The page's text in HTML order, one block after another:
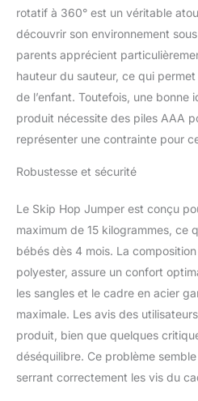
pour
un
- Le
a été
rotatif à 360° est un véritable
découvrir son environnement
parents apprécient
hauteur du sauteur, ce qui
de l’enfant. Toutefois, une bonne
produit nécessite des piles AAA
représenter une contrainte pour
Robustesse et sécurité
Le Skip Hop Jumper est conçu
maximum de 15 kilogrammes, ce
bébés dès 4 mois. La
polyester, assure un confort
les sangles et le cadre en acier
maximale. Les avis des
produit, bien que quelques
déséquilibre. Ce problème
serrant correctement les vis du